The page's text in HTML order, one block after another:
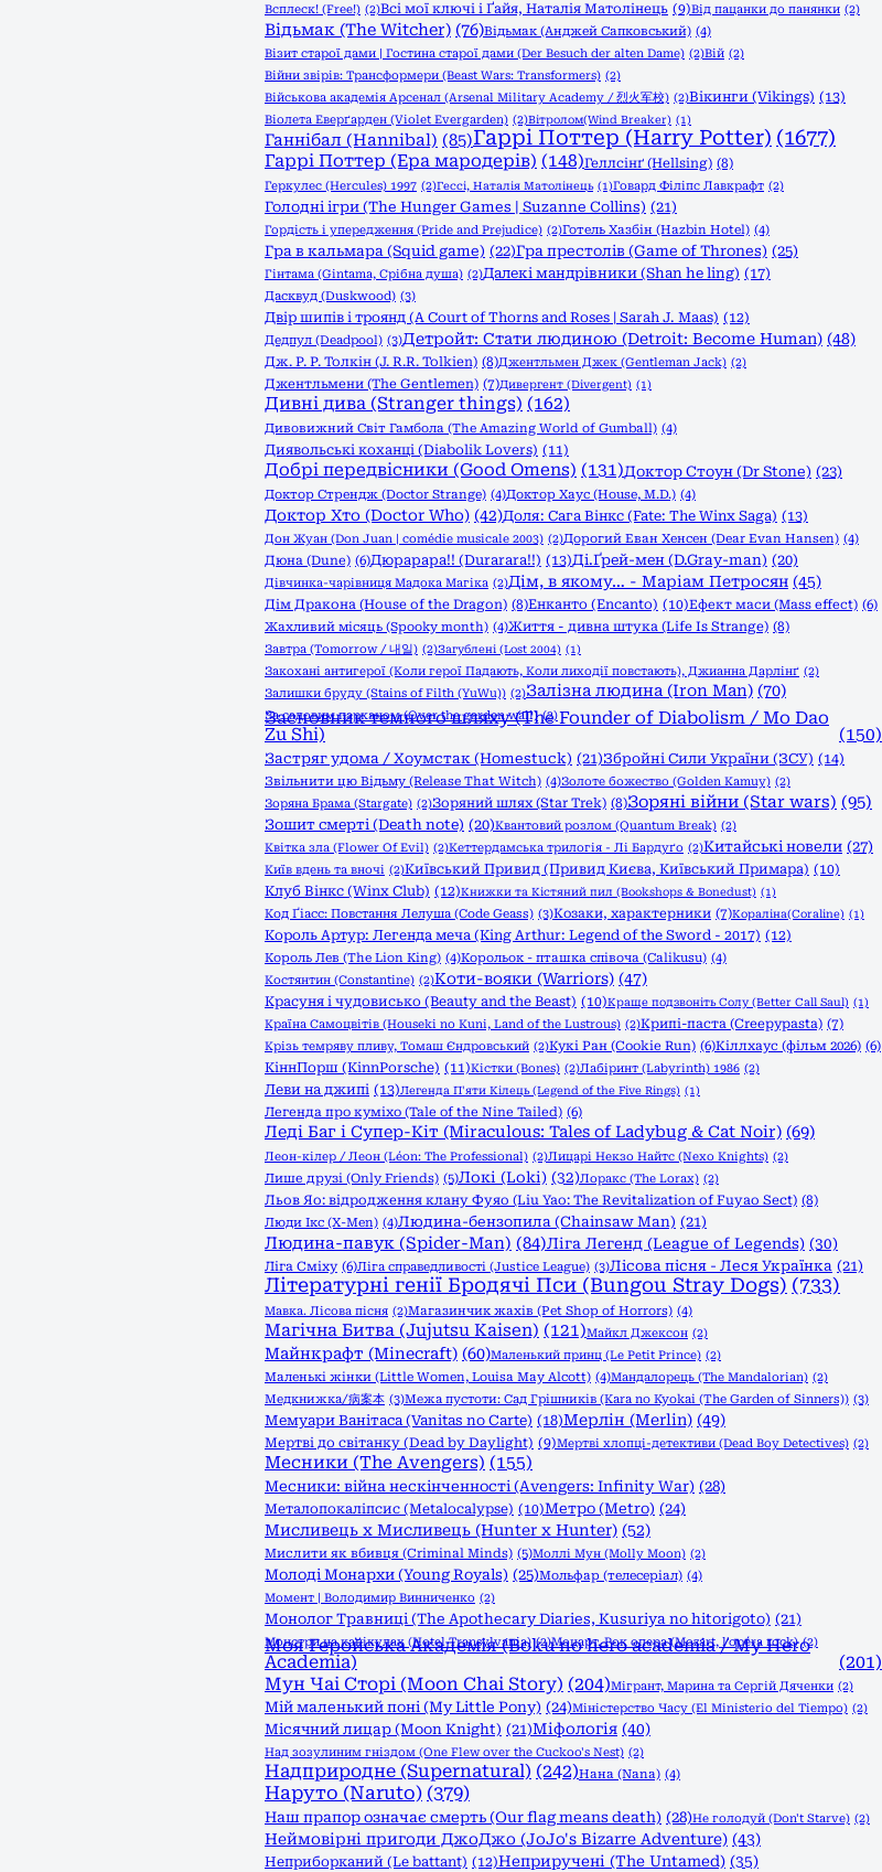
Всплеск! (Free!) (2)Всі мої ключі і Ґайя, Наталія Матолінець (9)Від пацанки до панянки (2)
Відьмак (The Witcher) (76)Відьмак (Анджей Сапковський) (4)
Візит старої дами | Гостина старої дами (Der Besuch der alten Dame) (2)Вій (2)
Війни звірів: Трансформери (Beast Wars: Transformers) (2)
Військова академія Арсенал (Arsenal Military Academy / 烈火军校) (2)Вікинги (Vikings) (13)
Віолета Еверґарден (Violet Evergarden) (2)Вітролом(Wind Breaker) (1)
Ганнібал (Hannibal) (85)Гаррі Поттер (Harry Potter) (1677)
Гаррі Поттер (Ера мародерів) (148)Геллсінґ (Hellsing) (8)
Геркулес (Hercules) 1997 (2)Гессі, Наталія Матолінець (1)Говард Філіпс Лавкрафт (2)
Голодні ігри (The Hunger Games | Suzanne Collins) (21)
Гордість і упередження (Pride and Prejudice) (2)Готель Хазбін (Hazbin Hotel) (4)
Гра в кальмара (Squid game) (22)Гра престолів (Game of Thrones) (25)
Гінтама (Gintama, Срібна душа) (2)Далекі мандрівники (Shan he ling) (17)
Дасквуд (Duskwood) (3)
Двір шипів і троянд (A Court of Thorns and Roses | Sarah J. Maas) (12)
Дедпул (Deadpool) (3)Детройт: Стати людиною (Detroit: Become Human) (48)
Дж. Р. Р. Толкін (J. R.R. Tolkien) (8)Джентльмен Джек (Gentleman Jack) (2)
Джентльмени (The Gentlemen) (7)Дивергент (Divergent) (1)
Дивні дива (Stranger things) (162)
Дивовижний Світ Гамбола (The Amazing World of Gumball) (4)
Диявольські коханці (Diabolik Lovers) (11)
Добрі передвісники (Good Omens) (131)Доктор Стоун (Dr Stone) (23)
Доктор Стрендж (Doctor Strange) (4)Доктор Хаус (House, M.D.) (4)
Доктор Хто (Doctor Who) (42)Доля: Сага Вінкс (Fate: The Winx Saga) (13)
Дон Жуан (Don Juan | comédie musicale 2003) (2)Дорогий Еван Хенсен (Dear Evan Hansen) (4)
Дюна (Dune) (6)Дюрарара!! (Durarara!!) (13)Ді.Ґрей-мен (D.Gray-man) (20)
Дівчинка-чарівниця Мадока Магіка (2)Дім, в якому… - Маріам Петросян (45)
Дім Дракона (House of the Dragon) (8)Енканто (Encanto) (10)Ефект маси (Mass effect) (6)
Жахливий місяць (Spooky month) (4)Життя - дивна штука (Life Is Strange) (8)
Завтра (Tomorrow / 내일) (2)Загублені (Lost 2004) (1)
Закохані антигерої (Коли герої Падають, Коли лиходії повстають), Джианна Дарлінґ (2)
Залишки бруду (Stains of Filth (YuWu)) (2)Залізна людина (Iron Man) (70)
За садовим парканом (Over the garden wall) (2)
Засновник темного шляху (The Founder of Diabolism / Mo Dao
Zu Shi)
(150)
Застряг удома / Хоумстак (Homestuck) (21)Збройні Сили України (ЗСУ) (14)
Звільнити цю Відьму (Release That Witch) (4)Золоте божество (Golden Kamuy) (2)
Зоряна Брама (Stargate) (2)Зоряний шлях (Star Trek) (8)Зоряні війни (Star wars) (95)
Зошит смерті (Death note) (20)Квантовий розлом (Quantum Break) (2)
Квітка зла (Flower Of Evil) (2)Кеттердамська трилогія - Лі Бардуґо (2)Китайські новели (27)
Київ вдень та вночі (2)Київський Привид (Привид Києва, Київський Примара) (10)
Клуб Вінкс (Winx Club) (12)Книжки та Кістяний пил (Bookshops & Bonedust) (1)
Код Ґіасс: Повстання Лелуша (Code Geass) (3)Козаки, характерники (7)Кораліна(Coraline) (1)
Король Артур: Легенда меча (King Arthur: Legend of the Sword - 2017) (12)
Король Лев (The Lion King) (4)Корольок - пташка співоча (Calikusu) (4)
Костянтин (Constantine) (2)Коти-вояки (Warriors) (47)
Красуня і чудовисько (Beauty and the Beast) (10)Краще подзвоніть Солу (Better Call Saul) (1)
Країна Самоцвітів (Houseki no Kuni, Land of the Lustrous) (2)Крипі-паста (Creepypasta) (7)
Крізь темряву пливу, Томаш Єндровський (2)Кукі Ран (Cookie Run) (6)Кіллхаус (фільм 2026) (6)
КіннПорш (KinnPorsche) (11)Кістки (Bones) (2)Лабіринт (Labyrinth) 1986 (2)
Леви на джипі (13)Легенда П'яти Кілець (Legend of the Five Rings) (1)
Легенда про куміхо (Tale of the Nine Tailed) (6)
Леді Баг і Супер-Кіт (Miraculous: Tales of Ladybug & Cat Noir) (69)
Леон-кілер / Леон (Léon: The Professional) (2)Лицарі Некзо Найтс (Nexo Knights) (2)
Лише друзі (Only Friends) (5)Локі (Loki) (32)Лоракс (The Lorax) (2)
Льов Яо: відродження клану Фуяо (Liu Yao: The Revitalization of Fuyao Sect) (8)
Люди Ікс (X-Men) (4)Людина-бензопила (Chainsaw Man) (21)
Людина-павук (Spider-Man) (84)Ліга Легенд (League of Legends) (30)
Ліга Сміху (6)Ліга справедливості (Justice League) (3)Лісова пісня - Леся Українка (21)
Літературні генії Бродячі Пси (Bungou Stray Dogs) (733)
Мавка. Лісова пісня (2)Магазинчик жахів (Pet Shop of Horrors) (4)
Магічна Битва (Jujutsu Kaisen) (121)Майкл Джексон (2)
Майнкрафт (Minecraft) (60)Маленький принц (Le Petit Prince) (2)
Маленькі жінки (Little Women, Louisa May Alcott) (4)Мандалорець (The Mandalorian) (2)
Медкнижка/病案本 (3)Межа пустоти: Сад Грішників (Kara no Kyokai (The Garden of Sinners)) (3)
Мемуари Ванітаса (Vanitas no Carte) (18)Мерлін (Merlin) (49)
Мертві до світанку (Dead by Daylight) (9)Мертві хлопці-детективи (Dead Boy Detectives) (2)
Месники (The Avengers) (155)
Месники: війна нескінченності (Avengers: Infinity War) (28)
Металопокаліпсис (Metalocalypse) (10)Метро (Metro) (24)
Мисливець х Мисливець (Hunter x Hunter) (52)
Мислити як вбивця (Criminal Minds) (5)Моллі Мун (Molly Moon) (2)
Молоді Монархи (Young Royals) (25)Мольфар (телесеріал) (4)
Момент | Володимир Винниченко (2)
Монолог Травниці (The Apothecary Diaries, Kusuriya no hitorigoto) (21)
Монстри на канікулах (Hotel Transylvania) (2)Моцарт. Рок опера (Mozart, l'opéra rock) (2)
Моя Геройська Академія (Boku no hero academia / My Hero
Academia)
(201)
Мун Чаі Сторі (Moon Chai Story) (204)Мігрант, Марина та Сергій Дяченки (2)
Мій маленький поні (My Little Pony) (24)Міністерство Часу (El Ministerio del Tiempo) (2)
Місячний лицар (Moon Knight) (21)Міфологія (40)
Над зозулиним гніздом (One Flew over the Cuckoo's Nest) (2)
Надприродне (Supernatural) (242)Нана (Nana) (4)
Наруто (Naruto) (379)
Наш прапор означає смерть (Our flag means death) (28)Не голодуй (Don't Starve) (2)
Неймовірні пригоди ДжоДжо (JoJo's Bizarre Adventure) (43)
Неприборканий (Le battant) (12)Неприручені (The Untamed) (35)